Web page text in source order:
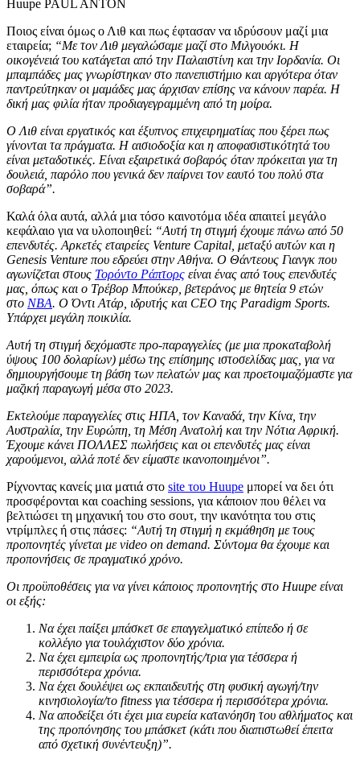
Huupe PAUL ANTON
Ποιος είναι όμως ο Λιθ και πως έφτασαν να ιδρύσουν μαζί μια
εταιρεία; “Με τον Λιθ μεγαλώσαμε μαζί στο Μιλγουόκι. Η
οικογένειά του κατάγεται από την Παλαιστίνη και την Ιορδανία. Οι
μπαμπάδες μας γνωρίστηκαν στο πανεπιστήμιο και αργότερα όταν
παντρεύτηκαν οι μαμάδες μας άρχισαν επίσης να κάνουν παρέα. Η
δική μας φιλία ήταν προδιαγεγραμμένη από τη μοίρα.
Ο Λιθ είναι εργατικός και έξυπνος επιχειρηματίας που ξέρει πως
γίνονται τα πράγματα. Η αισιοδοξία και η αποφασιστικότητά του
είναι μεταδοτικές. Είναι εξαιρετικά σοβαρός όταν πρόκειται για τη
δουλειά, παρόλο που γενικά δεν παίρνει τον εαυτό του πολύ στα
σοβαρά”.
Καλά όλα αυτά, αλλά μια τόσο καινοτόμα ιδέα απαιτεί μεγάλο
κεφάλαιο για να υλοποιηθεί: “Αυτή τη στιγμή έχουμε πάνω από 50
επενδυτές. Αρκετές εταιρείες Venture Capital , μεταξύ αυτών και η
Genesis Venture που εδρεύει στην Αθήνα. Ο Θάντεους Γιανγκ που
αγωνίζεται στους Τορόντο Ράπτορς είναι ένας από τους επενδυτές
μας, όπως και ο Τρέβορ Μπούκερ, βετεράνος με θητεία 9 ετών
στο NBA. Ο Όντι Ατάρ, ιδρυτής και CEO της Paradigm Sports.
Υπάρχει μεγάλη ποικιλία.
Αυτή τη στιγμή δεχόμαστε προ-παραγγελίες (με μια προκαταβολή
ύψους 100 δολαρίων) μέσω της επίσημης ιστοσελίδας μας, για να
δημιουργήσουμε τη βάση των πελατών μας και προετοιμαζόμαστε για
μαζική παραγωγή μέσα στο 2023.
Εκτελούμε παραγγελίες στις ΗΠΑ, τον Καναδά, την Κίνα, την
Αυστραλία, την Ευρώπη, τη Μέση Ανατολή και την Νότια Αφρική.
Έχουμε κάνει ΠΟΛΛΕΣ πωλήσεις και οι επενδυτές μας είναι
χαρούμενοι, αλλά ποτέ δεν είμαστε ικανοποιημένοι”.
Ρίχνοντας κανείς μια ματιά στο site του Huupe μπορεί να δει ότι
προσφέρονται και coaching sessions, για κάποιον που θέλει να
βελτιώσει τη μηχανική του στο σουτ, την ικανότητα του στις
ντρίμπλες ή στις πάσες: “Αυτή τη στιγμή η εκμάθηση με τους
προπονητές γίνεται με video on demand. Σύντομα θα έχουμε και
προπονήσεις σε πραγματικό χρόνο.
Οι προϋποθέσεις για να γίνει κάποιος προπονητής στο Huupe είναι
οι εξής:
Να έχει παίξει μπάσκετ σε επαγγελματικό επίπεδο ή σε
κολλέγιο για τουλάχιστον δύο χρόνια.
Να έχει εμπειρία ως προπονητής/τρια για τέσσερα ή
περισσότερα χρόνια.
Να έχει δουλέψει ως εκπαιδευτής στη φυσική αγωγή/την
κινησιολογία/το fitness για τέσσερα ή περισσότερα χρόνια.
Να αποδείξει ότι έχει μια ευρεία κατανόηση του αθλήματος και
της προπόνησης του μπάσκετ (κάτι που διαπιστωθεί έπειτα
από σχετική συνέντευξη)”.